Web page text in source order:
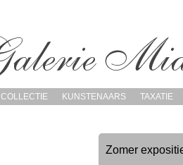
COLLECTIE KUNSTENAARS TAXATIE
Zomer